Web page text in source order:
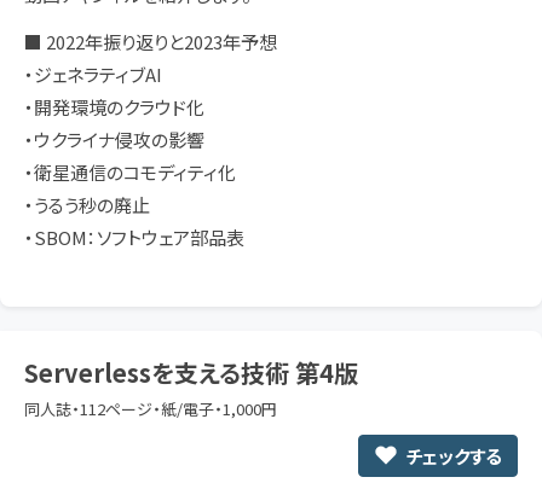
■ 2022年振り返りと2023年予想
・ジェネラティブAI
・開発環境のクラウド化
・ウクライナ侵攻の影響
・衛星通信のコモディティ化
・うるう秒の廃止
・SBOM：ソフトウェア部品表
Serverlessを支える技術 第4版
同人誌・112ページ・紙/電子・1,000円
チェックする